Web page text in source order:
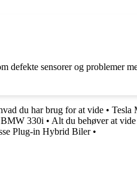
defekte sensorer og problemer
du har brug for at vide • Tesla
330i • Alt du behøver at
Plug-in Hybrid Biler•